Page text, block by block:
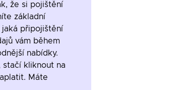
že si pojištění
základní
připojištění
vám během
nabídky.
stačí kliknout na
Máte